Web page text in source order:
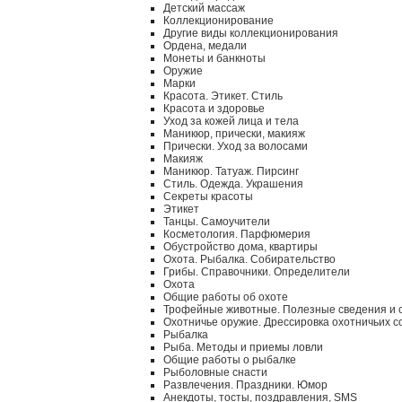
Детский массаж
Коллекционирование
Другие виды коллекционирования
Ордена, медали
Монеты и банкноты
Оружие
Марки
Красота. Этикет. Стиль
Красота и здоровье
Уход за кожей лица и тела
Маникюр, прически, макияж
Прически. Уход за волосами
Макияж
Маникюр. Татуаж. Пирсинг
Стиль. Одежда. Украшения
Секреты красоты
Этикет
Танцы. Самоучители
Косметология. Парфюмерия
Обустройство дома, квартиры
Охота. Рыбалка. Собирательство
Грибы. Справочники. Определители
Охота
Общие работы об охоте
Трофейные животные. Полезные сведения и
Охотничье оружие. Дрессировка охотничьих
Рыбалка
Рыба. Методы и приемы ловли
Общие работы о рыбалке
Рыболовные снасти
Развлечения. Праздники. Юмор
Анекдоты, тосты, поздравления, SMS